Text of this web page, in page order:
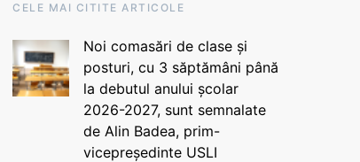
CELE MAI CITITE ARTICOLE
Noi comasări de clase și
posturi, cu 3 săptămâni până
la debutul anului școlar
2026-2027, sunt semnalate
de Alin Badea, prim-
vicepreședinte USLI